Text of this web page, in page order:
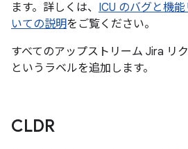
ます。詳しくは、 ICU のバグと機
いての説明をご覧ください。
すべてのアップストリーム Jira リ
というラベルを追加します。
CLDR